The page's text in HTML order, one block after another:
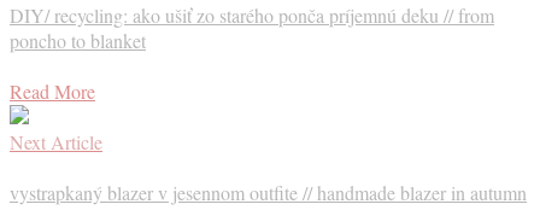
DIY/ recycling: ako ušiť zo starého ponča príjemnú deku // from
poncho to blanket
Read More
Next Article
vystrapkaný blazer v jesennom outfite // handmade blazer in autumn